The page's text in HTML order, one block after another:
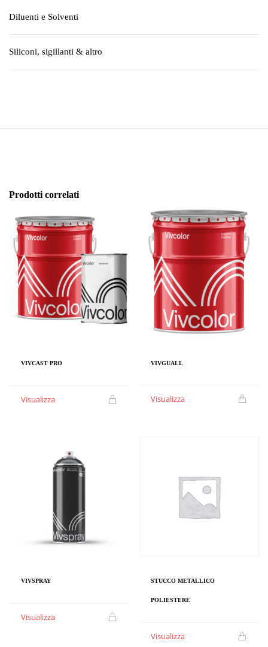
Diluenti e Solventi
Siliconi, sigillanti & altro
Prodotti correlati
VIVCAST PRO
Visualizza
VIVGUALL
Visualizza
VIVSPRAY
Visualizza
STUCCO METALLICO
POLIESTERE
Visualizza